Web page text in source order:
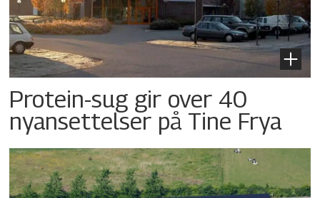
Protein-sug gir over 40
nyansettelser på Tine Frya